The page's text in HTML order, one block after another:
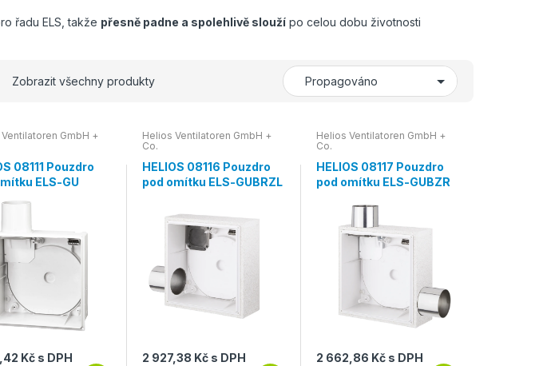
řadu ELS, takže přesně padne a spolehlivě slouží po celou dobu životnosti
Zobrazit všechny produkty
GmbH +
08111 Pouzdro
ELS-GU
Kč s DPH
Helios Ventilatoren GmbH +
Co.
HELIOS 08116 Pouzdro
pod omítku ELS-GUBRZL
2 927,38 Kč s DPH
Helios Ventilatoren GmbH +
Co.
HELIOS 08117 Pouzdro
pod omítku ELS-GUBZR
2 662,86 Kč s DPH